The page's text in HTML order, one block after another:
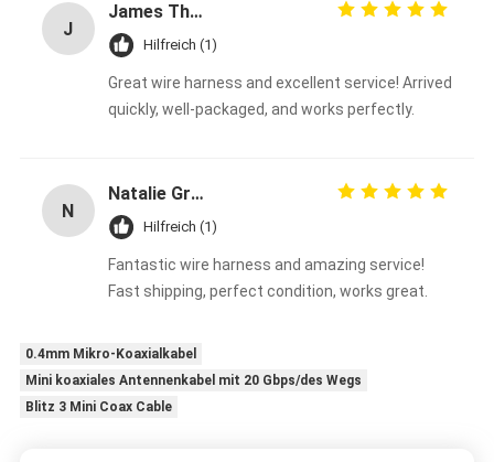
J
James Thompson
Hilfreich (1)
Great wire harness and excellent service! Arrived
quickly, well-packaged, and works perfectly.
N
Natalie Green
Hilfreich (1)
Fantastic wire harness and amazing service!
Fast shipping, perfect condition, works great.
0.4mm Mikro-Koaxialkabel
Mini koaxiales Antennenkabel mit 20 Gbps/des Wegs
Blitz 3 Mini Coax Cable